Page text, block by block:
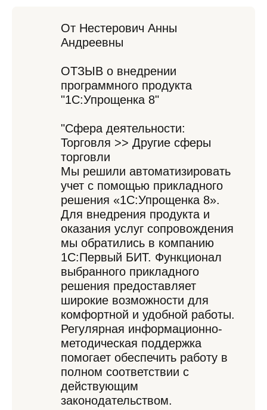
От Нестерович Анны
Андреевны
ОТЗЫВ о внедрении
программного продукта
"1С:Упрощенка 8"
"Сфера деятельности:
Торговля >> Другие сферы
торговли
Мы решили автоматизировать
учет с помощью прикладного
решения «1С:Упрощенка 8».
Для внедрения продукта и
оказания услуг сопровождения
мы обратились в компанию
1С:Первый БИТ. Функционал
выбранного прикладного
решения предоставляет
широкие возможности для
комфортной и удобной работы.
Регулярная информационно-
методическая поддержка
помогает обеспечить работу в
полном соответствии с
действующим
законодательством.